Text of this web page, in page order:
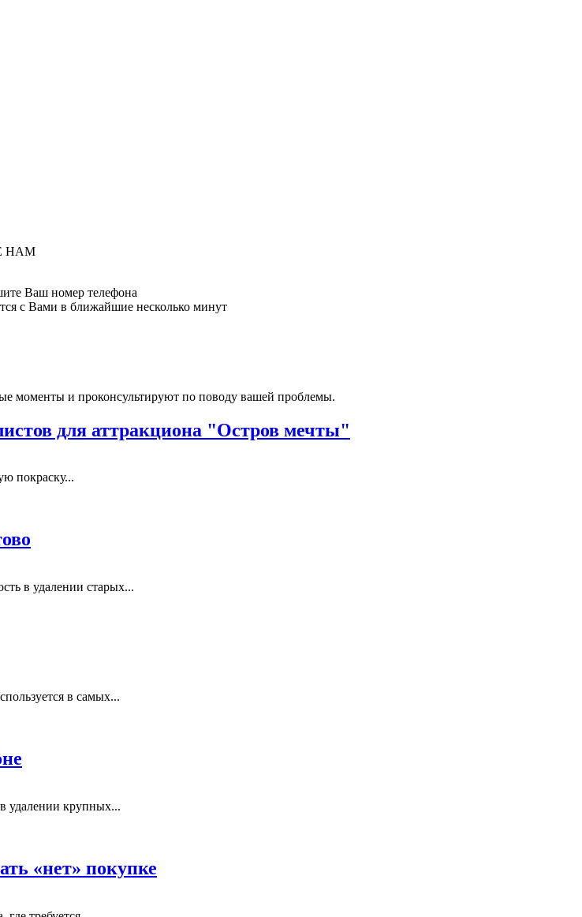
НАМ
Ваш номер телефона
с Вами в ближайшие несколько минут
моменты и проконсультируют по поводу вашей проблемы.
для аттракциона "Остров мечты"
покраску...
в удалении старых...
в самых...
удалении крупных...
«нет» покупке